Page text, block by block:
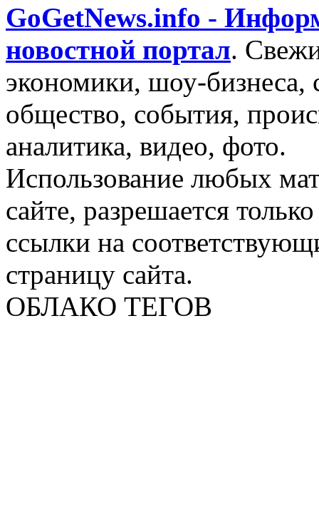
GoGetNews.info -
новостной портал.
экономики, шоу-бизнеса,
общество, события,
аналитика, видео, фото.
Использование любых
сайте, разрешается
ссылки на
страницу сайта.
ОБЛАКО ТЕГОВ